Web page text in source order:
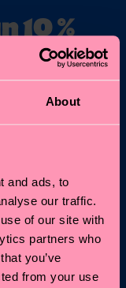
About
and ads, to
our traffic.
of our site with
partners who
you’ve
from your use
10 %
en tu
Regístrate
para Special
aceptas nuestra
.